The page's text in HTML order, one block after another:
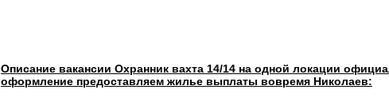
Описание вакансии Охранник вахта 14/14 на одной локации
оформление предоставляем жилье выплаты вовремя Николаев: